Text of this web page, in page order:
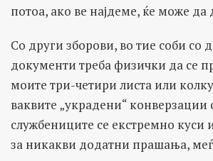
потоа, ако ве најдеме, ќе може да
Со други зборови, во тие соби со
документи треба физички да се
моите три-четири листа или
ваквите „украдени“ конверзации
службениците се екстремно
за никакви додатни прашања,